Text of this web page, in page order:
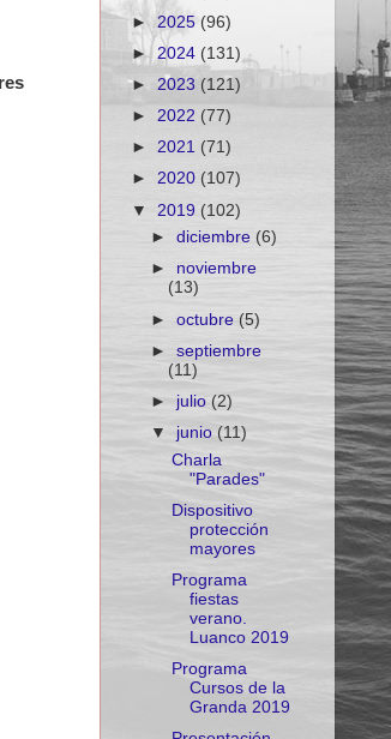
► 2025 (96)
► 2024 (131)
► 2023 (121)
► 2022 (77)
► 2021 (71)
► 2020 (107)
▼ 2019 (102)
►diciembre (6)
► noviembre
(13)
►octubre(5)
►septiembre
(11)
► julio(2)
▼junio (11)
Charla
"Parades"
Dispositivo
protección
mayores
Programa
fiestas
verano.
Luanco 2019
Programa
Cursos de la
Granda 2019